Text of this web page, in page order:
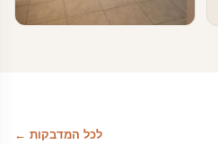
לכל המדבקות ←